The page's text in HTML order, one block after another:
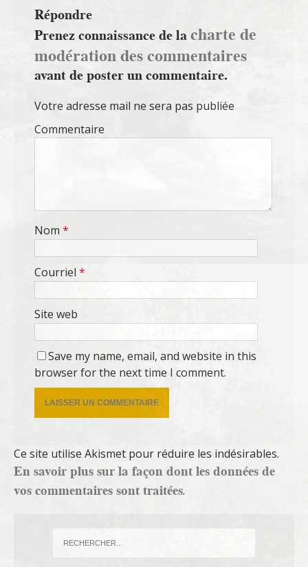
Répondre
Prenez connaissance de lacharte de
modération des commentaires
avant de poster un commentaire.
Votre adresse mail ne sera pas publiée
Commentaire
Nom *
Courriel *
Site web
Save my name, email, and website in this
browser for the next time I comment.
Ce site utilise Akismet pour réduire les indésirables.
En savoir plus sur la façon dont les données de
vos commentaires sont traitées.